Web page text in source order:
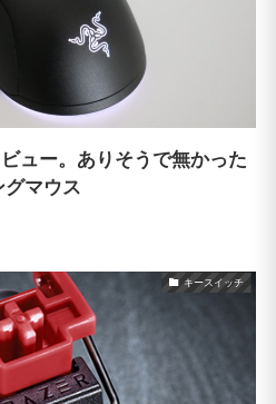
ュー。ありそうで無かった
マウス
キースイッチ